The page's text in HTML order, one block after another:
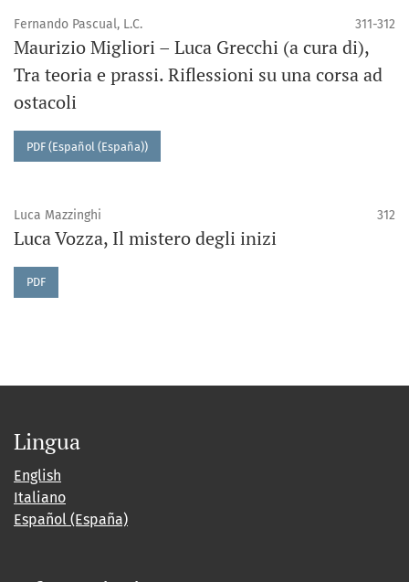
Fernando Pascual, L.C. 311-312
Maurizio Migliori – Luca Grecchi (a cura di),
Tra teoria e prassi. Riflessioni su una corsa ad
ostacoli
PDF (Español (España))
Luca Mazzinghi 312
Luca Vozza, Il mistero degli inizi
PDF
Lingua
English
Italiano
Español (España)